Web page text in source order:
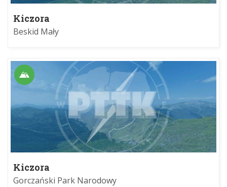
Kiczora
Beskid Mały
Kiczora
Gorczański Park Narodowy